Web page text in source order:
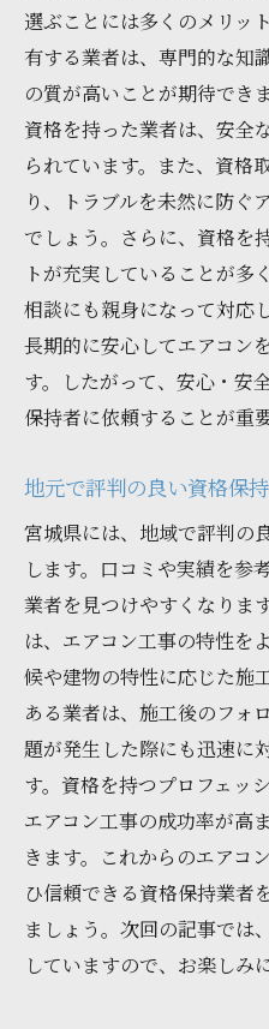
選ぶことには多くのメリッ
有する業者は、専門的な知
の質が高いことが期待でき
資格を持った業者は、安全
られています。また、資格
り、トラブルを未然に防ぐ
でしょう。さらに、資格を
トが充実していることが多
相談にも親身になって対応
長期的に安心してエアコン
す。したがって、安心・安
保持者に依頼することが重要
地元で評判の良い資格保
宮城県には、地域で評判の
します。口コミや実績を参
業者を見つけやすくなりま
は、エアコン工事の特性を
候や建物の特性に応じた施
ある業者は、施工後のフォ
題が発生した際にも迅速に
す。資格を持つプロフェッ
エアコン工事の成功率が高
きます。これからのエアコ
ひ信頼できる資格保持業者
ましょう。次回の記事では
していますので、お楽しみ